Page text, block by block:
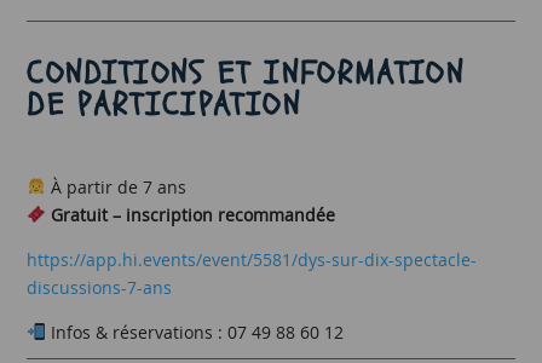
CONDITIONS ET INFORMATION
DE PARTICIPATION
À partir de 7 ans
Gratuit – inscription recommandée
https://app.hi.events/event/5581/dys-sur-dix-spectacle-
discussions-7-ans
Infos & réservations : 07 49 88 60 12